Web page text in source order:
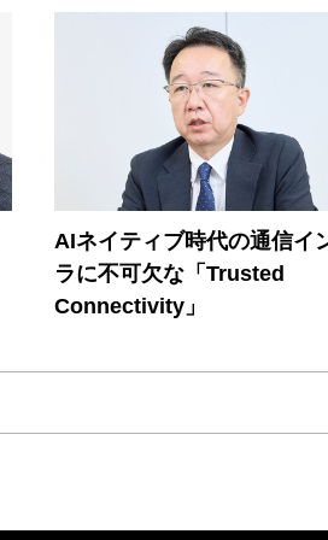
AIネイティブ時代の通信イ
ラに不可欠な「Trusted
Connectivity」